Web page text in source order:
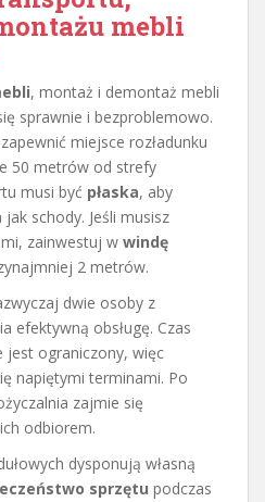
mebli
, montaż i demontaż mebli
sprawnie i bezproblemowo.
miejsce rozładunku
50 metrów od strefy
musi być płaska, aby
schody. Jeśli musisz
zainwestuj w windę
2 metrów.
dwie osoby z
efektywną obsługę. Czas
ograniczony, więc
napiętymi terminami. Po
zajmie się
odbiorem.
dysponują własną
sprzętu podczas